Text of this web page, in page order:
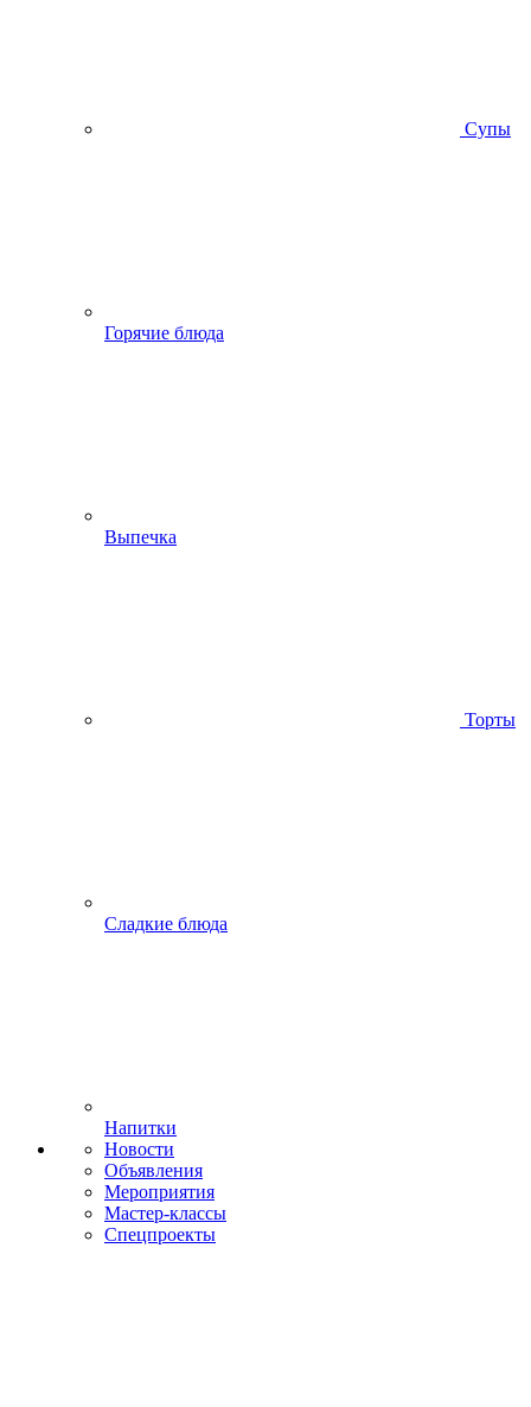
Супы
Горячие блюда
Выпечка
Торты
Сладкие блюда
Напитки
Новости
Объявления
Мероприятия
Мастер-классы
Спецпроекты